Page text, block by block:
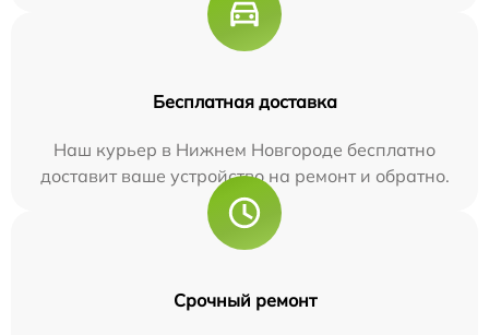
Бесплатная доставка
Наш курьер в Нижнем Новгороде бесплатно
доставит ваше устройство на ремонт и обратно.
Срочный ремонт